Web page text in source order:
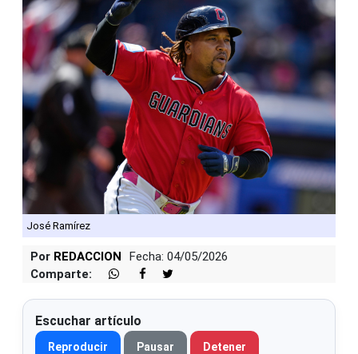
José Ramírez
Por REDACCION
Fecha: 04/05/2026
Comparte:
Escuchar artículo
Reproducir Pausar Detener